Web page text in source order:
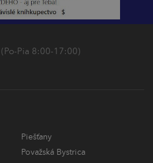
(Po-Pia 8:00-17:00)
Piešťany
Považská Bystrica